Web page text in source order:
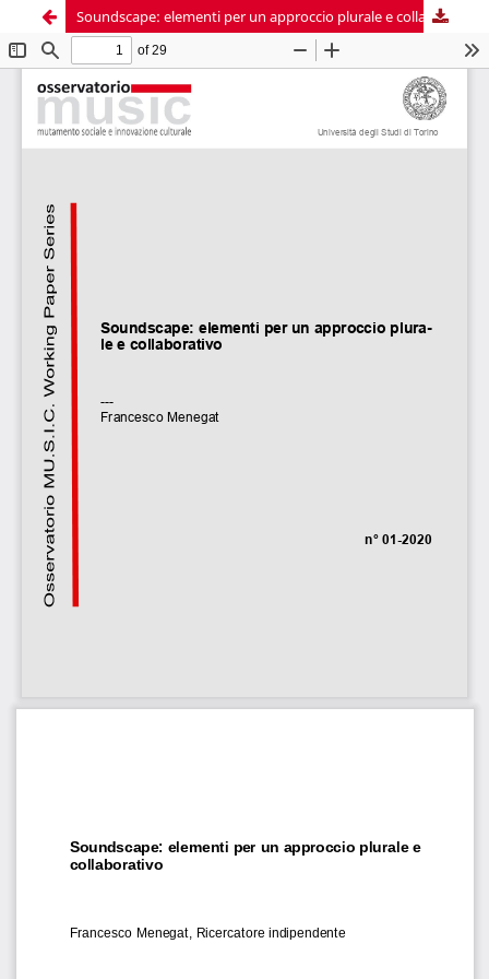
Soundscape: elementi per un approccio plurale e collaborativo